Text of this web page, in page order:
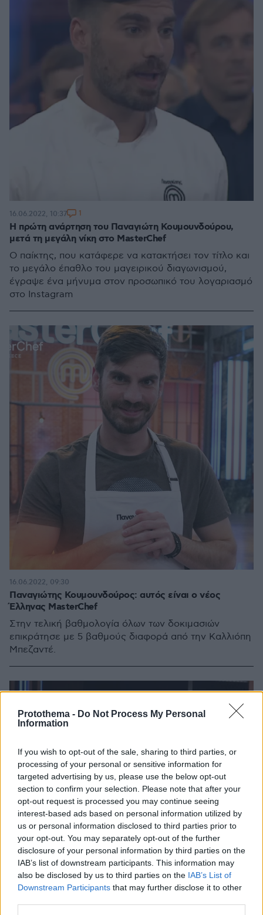
Protothema - Do Not Process My Personal
Information
If you wish to opt-out of the sale, sharing to third parties, or
processing of your personal or sensitive information for
targeted advertising by us, please use the below opt-out
section to confirm your selection. Please note that after your
opt-out request is processed you may continue seeing
interest-based ads based on personal information utilized by
us or personal information disclosed to third parties prior to
your opt-out. You may separately opt-out of the further
disclosure of your personal information by third parties on the
IAB’s list of downstream participants. This information may
also be disclosed by us to third parties on the IAB’s List of
Downstream Participants that may further disclose it to other
Η πρώτη ανάρτηση του Παναγιώτη Κουμουνδούρου,
μετά τη μεγάλη νίκη στο MasterChef
Ο παίκτης, που κατάφερε να κατακτήσει τον τίτλο και
το μεγάλο έπαθλο του μαγειρικού διαγωνισμού,
έγραψε ένα μήνυμα στον προσωπικό του λογαριασμό
στο Instagram
16.06.2022, 10:37 1
Παναγιώτης Κουμουνδούρος: αυτός είναι ο νέος
Έλληνας ΜasterChef
Στην τελική βαθμολογία όλων των δοκιμασιών
επικράτησε με 5 βαθμούς διαφορά από την Καλλιόπη
Μπεζαντέ.
16.06.2022, 09:30